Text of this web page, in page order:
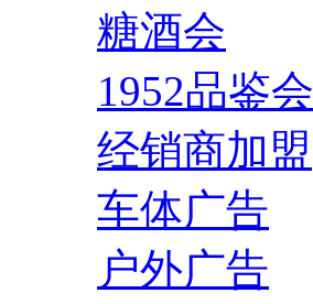
糖酒会
1952品鉴会
经销商加盟
车体广告
户外广告